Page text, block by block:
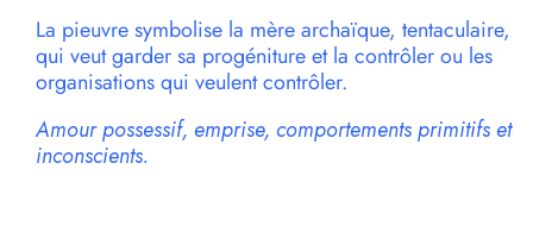
La pieuvre symbolise la mère archaïque, tentaculaire,
qui veut garder sa progéniture et la contrôler ou les
organisations qui veulent contrôler.
Amour possessif, emprise, comportements primitifs et
inconscients.